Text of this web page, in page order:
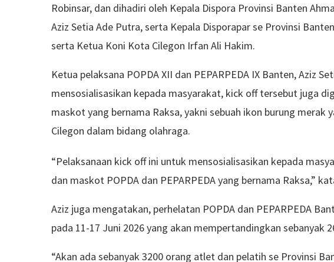
Robinsar, dan dihadiri oleh Kepala Dispora Provinsi Banten
Aziz Setia Ade Putra, serta Kepala Disporapar se Provinsi
serta Ketua Koni Kota Cilegon Irfan Ali Hakim.
Ketua pelaksana POPDA XII dan PEPARPEDA IX Banten, Aziz
mensosialisasikan kepada masyarakat, kick off tersebut juga
maskot yang bernama Raksa, yakni sebuah ikon burung merak
Cilegon dalam bidang olahraga.
“Pelaksanaan kick off ini untuk mensosialisasikan kepada
dan maskot POPDA dan PEPARPEDA yang bernama Raksa,”
Aziz juga mengatakan, perhelatan POPDA dan PEPARPEDA
pada 11-17 Juni 2026 yang akan mempertandingkan sebanyak
“Akan ada sebanyak 3200 orang atlet dan pelatih se Provinsi